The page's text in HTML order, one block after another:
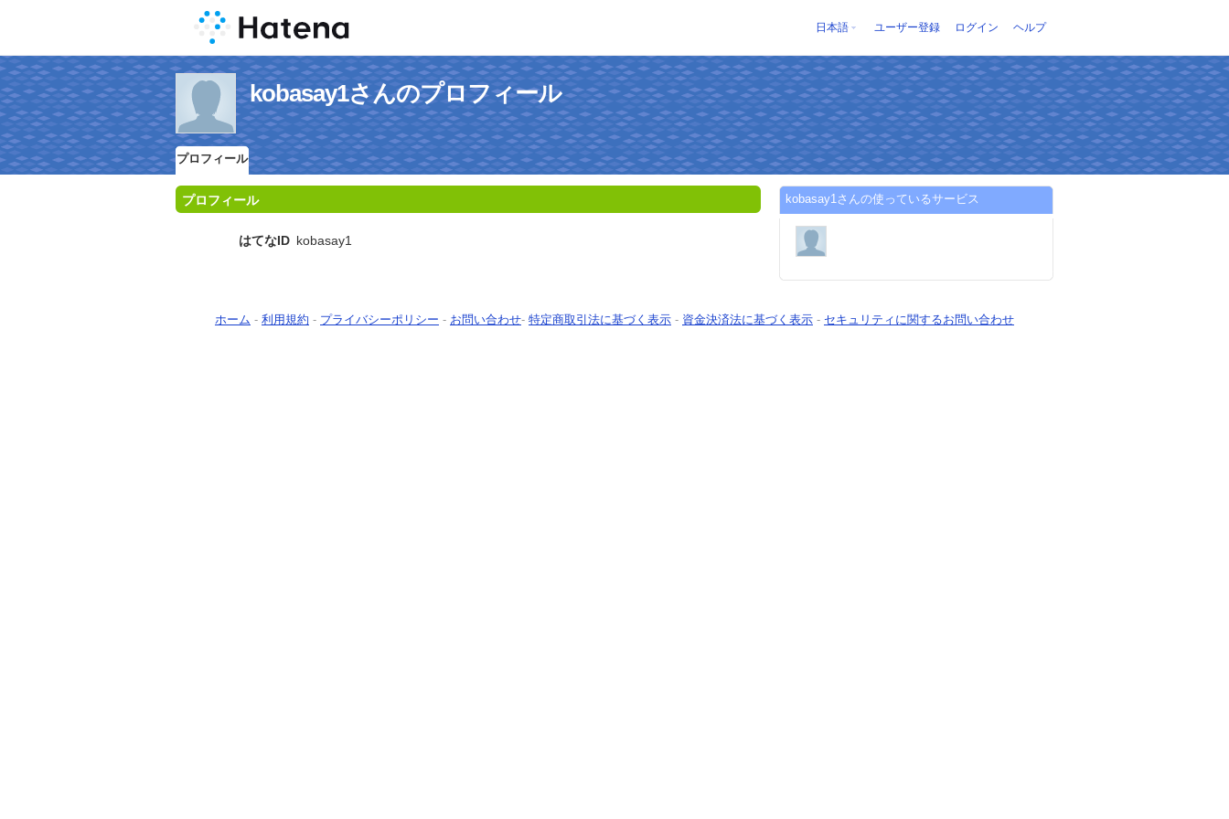
日本語 ユーザー登録 ログイン ヘルプ
kobasay1さんのプロフィール
プロフィール
プロフィール
はてなID kobasay1
kobasay1さんの使っているサービス
ホーム - 利用規約 - プライバシーポリシー - お問い合わせ- 特定商取引法に基づく表示 - 資金決済法に基づく表示 - セキュリティに関するお問い合わせ